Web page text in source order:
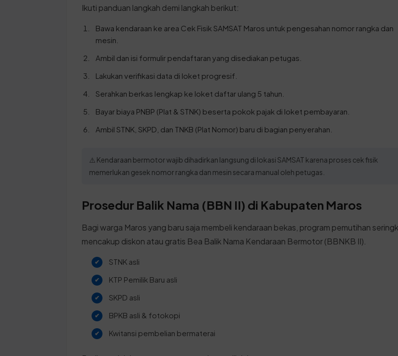
Ikuti panduan langkah demi langkah berikut:
Bawa kendaraan ke area Cek Fisik SAMSAT Maros untuk pengesahan nomor rangka dan
mesin.
Ambil dan isi formulir pendaftaran yang disediakan petugas.
Lakukan verifikasi data di loket progresif.
Serahkan berkas lengkap ke loket daftar ulang 5 tahun.
Bayar biaya PNBP (Plat & STNK) beserta pokok pajak di loket pembayaran.
Ambil STNK, SKPD, dan TNKB (Plat Nomor) baru di bagian penyerahan.
⚠️ Kendaraan bermotor wajib dihadirkan langsung di lokasi SAMSAT karena proses cek fisik
memerlukan gesek nomor rangka dan mesin secara manual oleh petugas.
Prosedur Balik Nama (BBN II) di Kabupaten Maros
Bagi warga Maros yang baru saja membeli kendaraan bekas, program pemutihan
mencakup diskon atau gratis Bea Balik Nama Kendaraan Bermotor (BBNKB II).
STNK asli
KTP Pemilik Baru asli
SKPD asli
BPKB asli & fotokopi
Kwitansi pembelian bermaterai